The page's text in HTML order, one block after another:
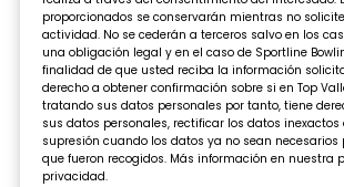
proporcionados se conservarán mientras no
actividad. No se cederán a terceros salvo en los
una obligación legal y en el caso de Sportline
finalidad de que usted reciba la información
derecho a obtener confirmación sobre si en Top
tratando sus datos personales por tanto, tiene
sus datos personales, rectificar los datos inexactos
supresión cuando los datos ya no sean necesarios
que fueron recogidos. Más información en nuestra
privacidad.